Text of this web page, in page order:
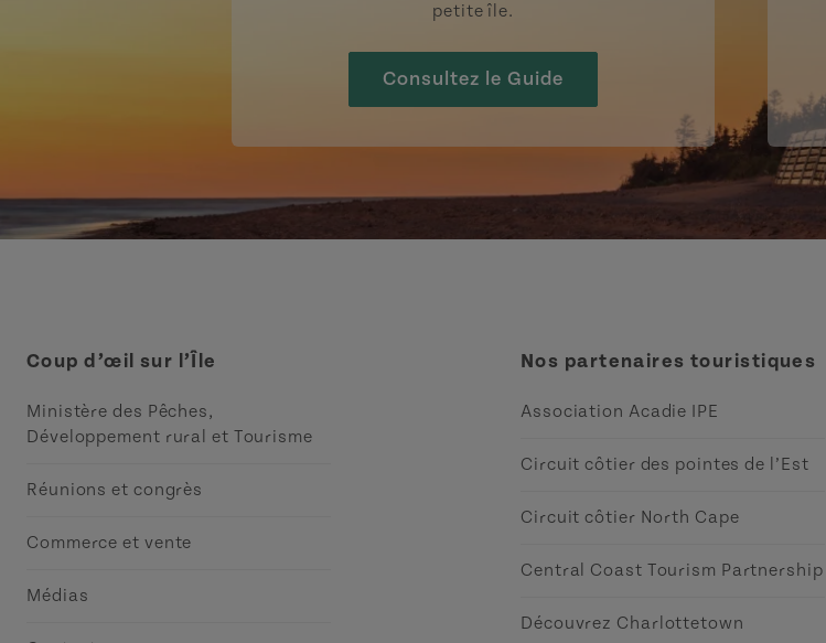
petite île.
Consultez le Guide
Coup d’œil sur l’Île
Ministère des Pêches,
Développement rural et Tourisme
Réunions et congrès
Commerce et vente
Médias
Nos partenaires touristiques
Association Acadie IPE
Circuit côtier des pointes de l’Est
Circuit côtier North Cape
Central Coast Tourism Partnership
Découvrez Charlottetown